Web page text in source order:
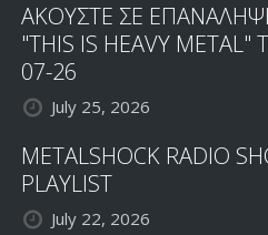
ΑΚΟΥΣΤΕ ΣΕ
"THIS IS HEAVY
07-26
July 25, 2026
METALSHOCK RADIO
PLAYLIST
July 22, 2026